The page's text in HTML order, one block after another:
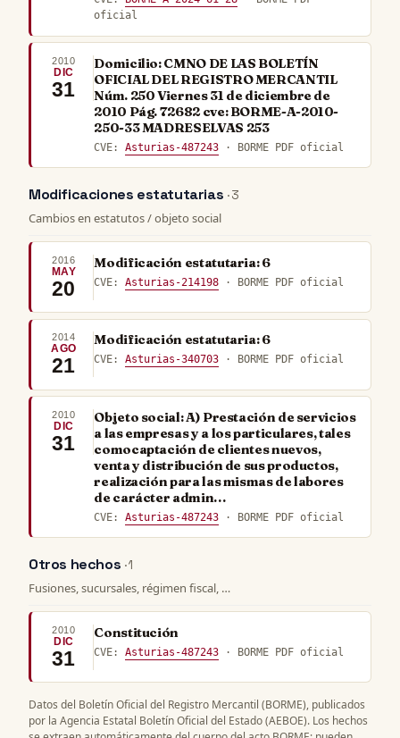
oficial
2010
DIC
31
Domicilio: CMNO DE LAS BOLETÍN
OFICIAL DEL REGISTRO MERCANTIL
Núm. 250 Viernes 31 de diciembre de
2010 Pág. 72682 cve: BORME-A-2010-
250-33 MADRESELVAS 253
CVE:Asturias-487243 · BORME PDF oficial
Modificaciones estatutarias · 3
Cambios en estatutos / objeto social
2016
MAY
20
Modificación estatutaria: 6
CVE:Asturias-214198 · BORME PDF oficial
2014
AGO
21
Modificación estatutaria: 6
CVE:Asturias-340703 · BORME PDF oficial
2010
DIC
31
Objeto social: A) Prestación de servicios
a las empresas y a los particulares, tales
comocaptación de clientes nuevos,
venta y distribución de sus productos,
realización para las mismas de labores
de carácter admin…
CVE:Asturias-487243 · BORME PDF oficial
Otros hechos · 1
Fusiones, sucursales, régimen fiscal, …
2010
DIC
31
Constitución
CVE:Asturias-487243 · BORME PDF oficial
Datos del Boletín Oficial del Registro Mercantil (BORME), publicados
por la Agencia Estatal Boletín Oficial del Estado (AEBOE). Los hechos